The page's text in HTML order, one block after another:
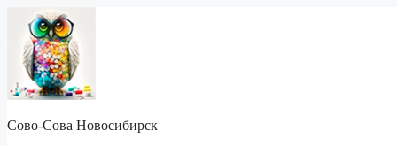
Перейти
содержимому
Сово-Сова Новосибирск